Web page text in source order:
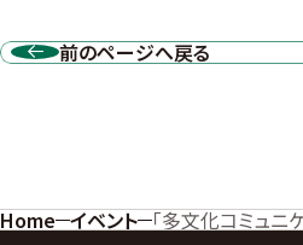
前のページへ戻る
Home イベント 「多文化コミュニ